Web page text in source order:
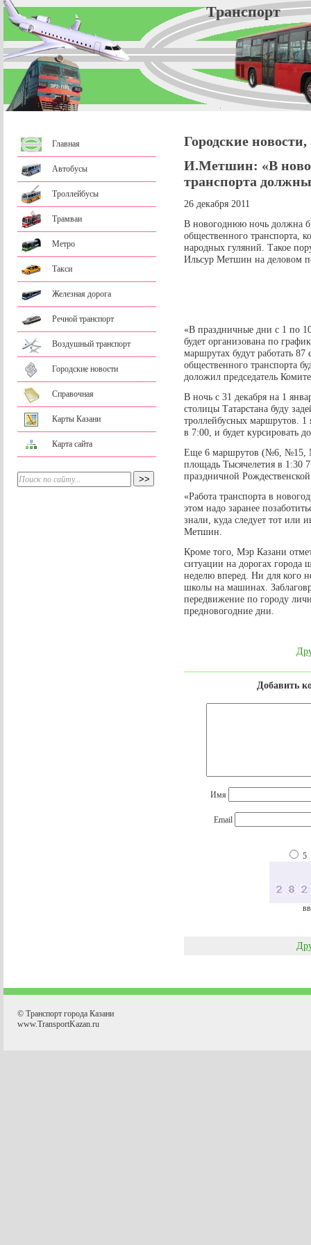
Главная
Автобусы
Троллейбусы
Трамваи
Метро
Такси
Железная дорога
Речной транспорт
Воздушный транспорт
Городские новости
Справочная
Карты Казани
Карта сайта
Городские
И.Метшин: «В
транспорта
26 декабря 2011
В новогоднюю ночь должна
общественного транспорта,
народных гуляний. Такое
Ильсур Метшин на деловом
«В праздничные дни с 1 по
будет организована по
маршрутах будут работать
общественного транспорта
доложил председатель
В ночь с 31 декабря на 1
столицы Татарстана буду
троллейбусных маршрутов. 1
в 7:00, и будет курсировать
Еще 6 маршрутов (№6, №15,
площадь Тысячелетия в 1:30
праздничной
«Работа транспорта в
этом надо заранее
знали, куда следует тот
Метшин.
Кроме того, Мэр Казани
ситуации на дорогах города
неделю вперед. Ни для кого
школы на машинах.
передвижение по городу
предновогодние дни.
Добавить
Имя
Email
5
© Транспорт города Казани
www.TransportKazan.ru